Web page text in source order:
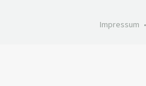
Impressum